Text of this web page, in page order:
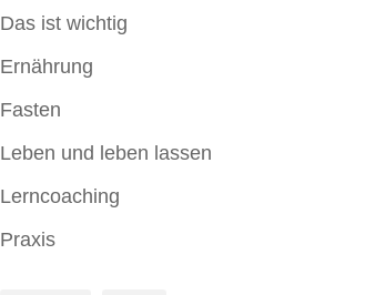
Das ist wichtig
Ernährung
Fasten
Leben und leben lassen
Lerncoaching
Praxis